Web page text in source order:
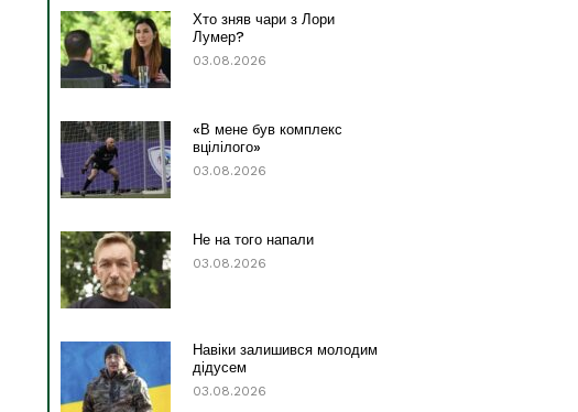
Хто зняв чари з Лори
Лумер?
03.08.2026
«В мене був комплекс
вцілілого»
03.08.2026
Не на того напали
03.08.2026
Навіки залишився молодим
дідусем
03.08.2026